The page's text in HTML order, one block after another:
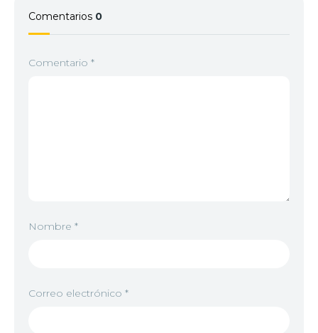
Comentarios 0
Comentario *
Nombre *
Correo electrónico *